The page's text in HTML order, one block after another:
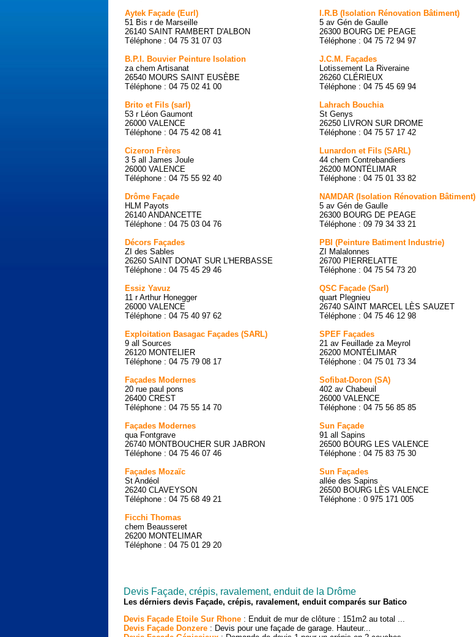
Aytek Façade (Eurl)
51 Bis r de Marseille
26140 SAINT RAMBERT D'ALBON
Téléphone : 04 75 31 07 03
B.P.I. Bouvier Peinture Isolation
za chem Artisanat
26540 MOURS SAINT EUSÈBE
Téléphone : 04 75 02 41 00
Brito et Fils (sarl)
53 r Léon Gaumont
26000 VALENCE
Téléphone : 04 75 42 08 41
Cizeron Frères
3 5 all James Joule
26000 VALENCE
Téléphone : 04 75 55 92 40
Drôme Façade
HLM Payots
26140 ANDANCETTE
Téléphone : 04 75 03 04 76
Décors Façades
ZI des Sables
26260 SAINT DONAT SUR L'HERBASSE
Téléphone : 04 75 45 29 46
Essiz Yavuz
11 r Arthur Honegger
26000 VALENCE
Téléphone : 04 75 40 97 62
Exploitation Basagac Façades (SARL)
9 all Sources
26120 MONTELIER
Téléphone : 04 75 79 08 17
Façades Modernes
20 rue paul pons
26400 CREST
Téléphone : 04 75 55 14 70
Façades Modernes
qua Fontgrave
26740 MONTBOUCHER SUR JABRON
Téléphone : 04 75 46 07 46
Façades Mozaïc
St Andéol
26240 CLAVEYSON
Téléphone : 04 75 68 49 21
Ficchi Thomas
chem Beausseret
26200 MONTELIMAR
Téléphone : 04 75 01 29 20
I.R.B (Isolation Rénovation Bâtiment)
5 av Gén de Gaulle
26300 BOURG DE PEAGE
Téléphone : 04 75 72 94 97
J.C.M. Façades
Lotissement La Riveraine
26260 CLÉRIEUX
Téléphone : 04 75 45 69 94
Lahrach Bouchia
St Genys
26250 LIVRON SUR DROME
Téléphone : 04 75 57 17 42
Lunardon et Fils (SARL)
44 chem Contrebandiers
26200 MONTÉLIMAR
Téléphone : 04 75 01 33 82
NAMDAR (Isolation Rénovation Bâtiment)
5 av Gén de Gaulle
26300 BOURG DE PEAGE
Téléphone : 09 79 34 33 21
PBI (Peinture Batiment Industrie)
ZI Malalonnes
26700 PIERRELATTE
Téléphone : 04 75 54 73 20
QSC Façade (Sarl)
quart Plegnieu
26740 SAINT MARCEL LÈS SAUZET
Téléphone : 04 75 46 12 98
SPEF Façades
21 av Feuillade za Meyrol
26200 MONTÉLIMAR
Téléphone : 04 75 01 73 34
Sofibat-Doron (SA)
402 av Chabeuil
26000 VALENCE
Téléphone : 04 75 56 85 85
Sun Façade
91 all Sapins
26500 BOURG LES VALENCE
Téléphone : 04 75 83 75 30
Sun Façades
allée des Sapins
26500 BOURG LÈS VALENCE
Téléphone : 0 975 171 005
Devis Façade, crépis, ravalement, enduit de la Drôme
Les dérniers devis Façade, crépis, ravalement, enduit comparés sur Batico
Devis Façade Etoile Sur Rhone : Enduit de mur de clôture : 151m2 au total ...
Devis Façade Donzere : Devis pour une façade de garage. Hauteur...